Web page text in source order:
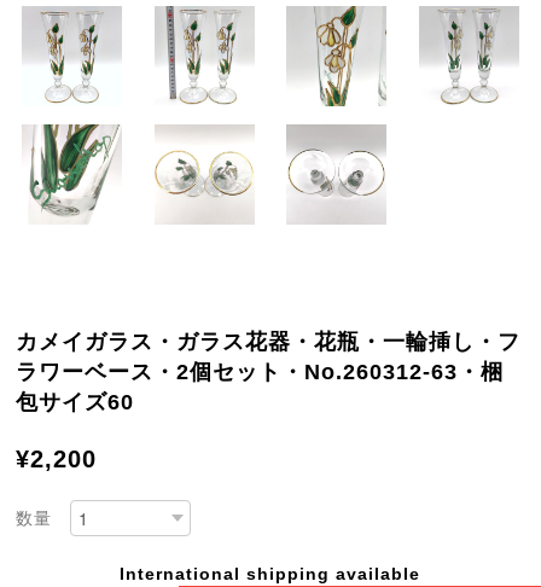
カメイガラス・ガラス花器・花瓶・一輪挿し・フ
ラワーベース・2個セット・No.260312-63・梱
包サイズ60
¥2,200
数量
International shipping available